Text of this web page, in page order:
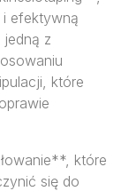
i efektywną
jedną z
które
które
się do